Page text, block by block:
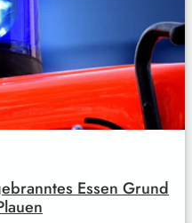
Essen Grund